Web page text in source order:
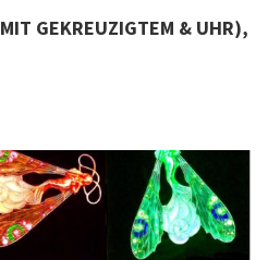
GEKREUZIGTEM & UHR),